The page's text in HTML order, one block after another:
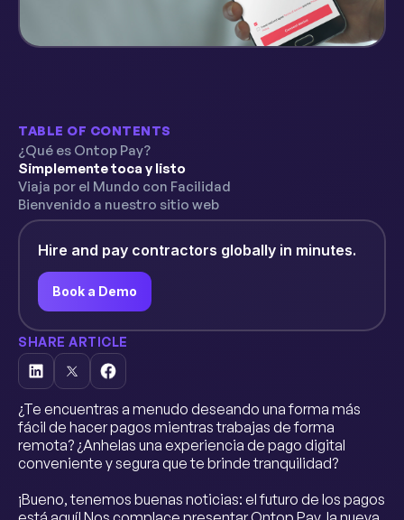
TABLE OF CONTENTS
¿Qué es Ontop Pay?
Simplemente toca y listo‍
Viaja por el Mundo con Facilidad‍
Bienvenido a nuestro sitio web
Hire and pay contractors globally in minutes.
Book a Demo
SHARE ARTICLE
¿Te encuentras a menudo deseando una forma más
fácil de hacer pagos mientras trabajas de forma
remota? ¿Anhelas una experiencia de pago digital
conveniente y segura que te brinde tranquilidad?
¡Bueno, tenemos buenas noticias: el futuro de los pagos